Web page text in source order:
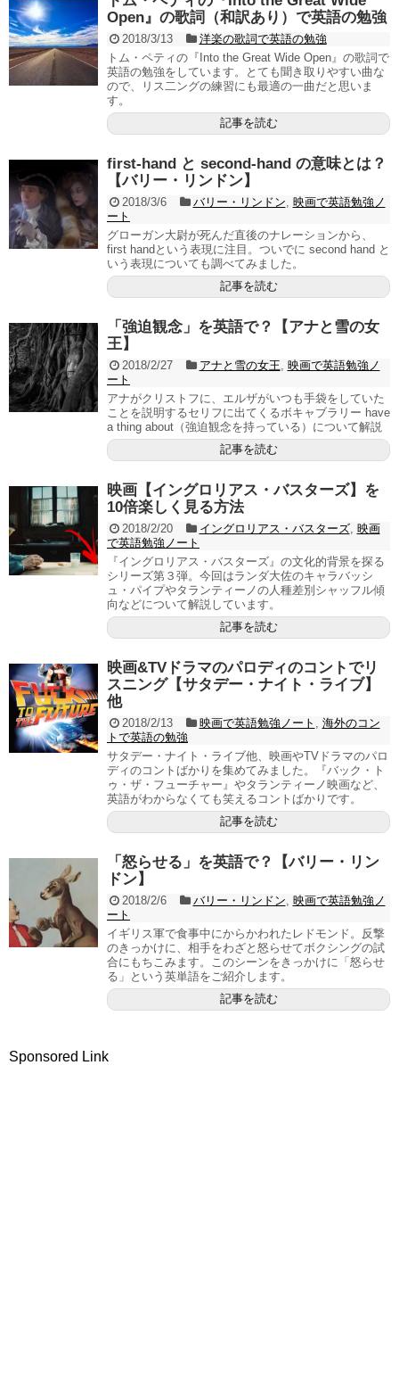
Open』の歌詞（和訳あり）で英語の勉強
2018/3/13
洋楽の歌詞で英語の勉強
トム・ペティの『Into the Great Wide Open』の歌詞で
英語の勉強をしています。とても聞き取りやすい曲な
ので、リス二ングの練習にも最適の一曲だと思いま
す。
記事を読む
first-hand と second-hand の意味とは？
【バリー・リンドン】
2018/3/6 バリー・リンドン, 映画で英語勉強ノ
ート
グローガン大尉が死んだ直後のナレーションから、
first handという表現に注目。ついでに second hand と
いう表現についても調べてみました。
記事を読む
「強迫観念」を英語で？【アナと雪の女
王】
2018/2/27 アナと雪の女王, 映画で英語勉強ノ
ート
アナがクリストフに、エルザがいつも手袋をしていた
ことを説明するセリフに出てくるボキャブラリー have
a thing about（強迫観念を持っている）について解説
記事を読む
映画【イングロリアス・バスターズ】を
10倍楽しく見る方法
2018/2/20 イングロリアス・バスターズ, 映画
で英語勉強ノート
『イングロリアス・バスターズ』の文化的背景を探る
シリーズ第３弾。今回はランダ大佐のキャラバッシ
ュ・パイプやタランティーノの人種差別シャッフル傾
向などについて解説しています。
記事を読む
映画&TVドラマのパロディのコントでリ
スニング【サタデー・ナイト・ライブ】
他
2018/2/13 映画で英語勉強ノート , 海外のコン
トで英語の勉強
サタデー・ナイト・ライブ他、映画やTVドラマのパロ
ディのコントばかりを集めてみました。『バック・ト
ゥ・ザ・フューチャー』やタランティーノ映画など、
英語がわからなくても笑えるコントばかりです。
記事を読む
「怒らせる」を英語で？【バリー・リン
ドン】
2018/2/6 バリー・リンドン, 映画で英語勉強ノ
ート
イギリス軍で食事中にからかわれたレドモンド。反撃
のきっかけに、相手をわざと怒らせてボクシングの試
合にもちこみます。このシーンをきっかけに「怒らせ
る」という英単語をご紹介します。
記事を読む
Sponsored Link